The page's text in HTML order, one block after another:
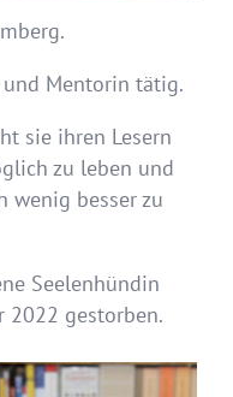
Mentorin tätig.
sie ihren Lesern
zu leben und
wenig besser zu
Seelenhündin
2022 gestorben.